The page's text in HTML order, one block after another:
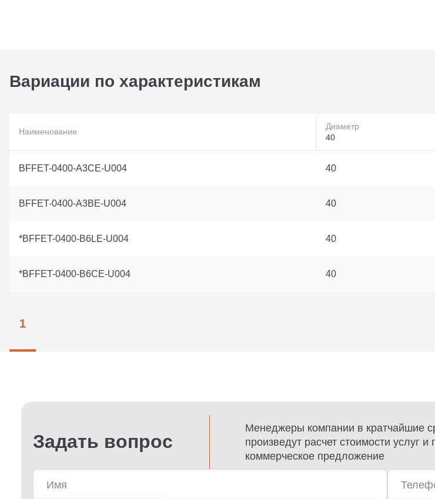
Вариации по характеристикам
Наименование
Диаметр
40
BFFET-0400-A3CE-U004 40
BFFET-0400-A3BE-U004 40
*BFFET-0400-B6LE-U004 40
*BFFET-0400-B6CE-U004 40
1
Задать вопрос
Менеджеры компании в кратчайшие
произведут расчет стоимости услуг
коммерческое предложение